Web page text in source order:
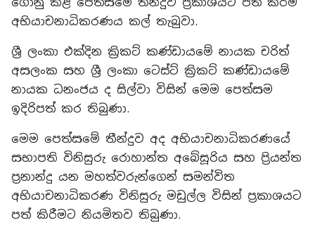
අභියාචනාධිකරණය කල් තැබුවා.
ශ්‍රී ලංකා එක්දින ක්‍රිකට් කණ්ඩායමේ නායක චරිත්
අසලංක සහ ශ්‍රී ලංකා ටෙස්ට් ක්‍රිකට් කණ්ඩායමේ
නායක ධනංජය ද සිල්වා විසින් මෙම පෙත්සම
ඉදිරිපත් කර තිබුණා.
මෙම පෙත්සමේ තීන්දුව අද අභියාචනාධිකරණයේ
සභාපති විනිසුරු රොහාන්ත අබේසූරිය සහ ප්‍රියන්ත
ප්‍රනාන්දු යන මහත්වරුන්ගෙන් සමන්විත
අභියාචනාධිකරණ විනිසුරු මඩුල්ල විසින් ප්‍රකාශයට
පත් කිරීමට නියමිතව තිබුණා.